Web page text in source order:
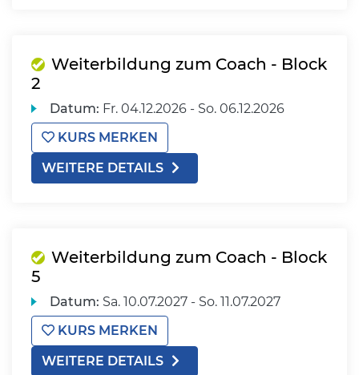
Weiterbildung zum Coach - Block
2
Datum: Fr. 04.12.2026 - So. 06.12.2026
KURS MERKEN
WEITERE DETAILS
Weiterbildung zum Coach - Block
5
Datum: Sa. 10.07.2027 - So. 11.07.2027
KURS MERKEN
WEITERE DETAILS